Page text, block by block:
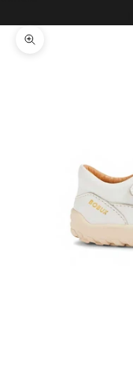
Ingrandisci immagine